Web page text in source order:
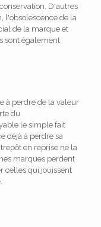
D'autres
l'obsolescence de la
de la marque et
sont également
à perdre de la valeur
du
le simple fait
déjà à perdre sa
en reprise ne la
marques perdent
celles qui jouissent